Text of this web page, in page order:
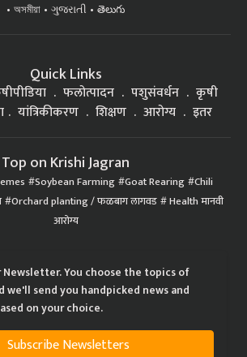
অসমীয়া
ગુજરાતી తెలుగు
Quick Links
फलोत्पादन पशुसंवर्धन
कृषी
यांत्रिकीकरण शिक्षण आरोग्य इतर
Top on Krishi Jagran
Soybean Farming Goat Rearing Chili
Orchard planting / फळबाग लागवड Health मानवी
आरोग्य
You choose the topics of
we'll send you handpicked news and
on your choice.
Subscribe Newsletters